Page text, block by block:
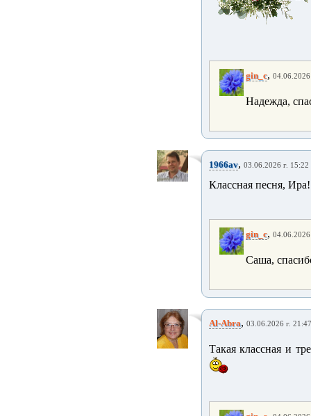
gin_c, 04.06.2026
Надежда,
1966av, 03.06.2026 г. 15:22
Классная песня,
gin_c, 04.06.2026
Саша,
Al-Abra, 03.06.2026 г. 21:47
Такая классная и